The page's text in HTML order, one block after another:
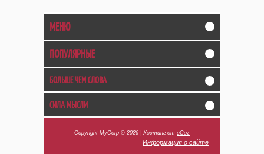
МЕНЮ +
ПОПУЛЯРНЫЕ +
БОЛЬШЕ ЧЕМ СЛОВА +
СИЛА МЫСЛИ +
Copyright MyCorp © 2026 Хостинг от uCoz
Информация о сайте